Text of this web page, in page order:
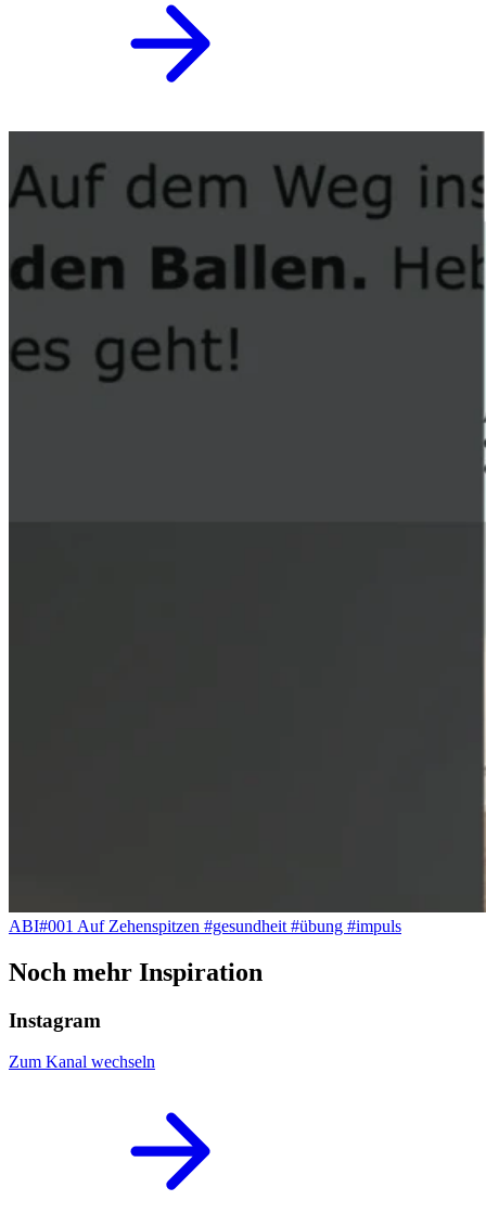
ABI#001 Auf Zehenspitzen #gesundheit #übung #impuls
Noch mehr Inspiration
Instagram
Zum Kanal wechseln